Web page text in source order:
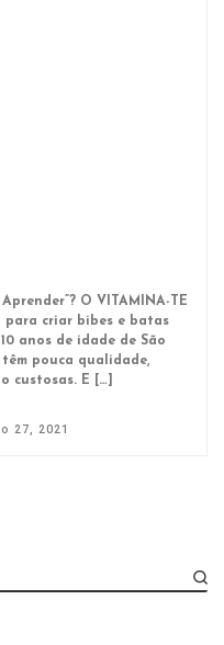
O VITAMINA-TE
para criar bibes e batas
anos de idade de São
pouca qualidade,
custosas. E […]
27, 2021